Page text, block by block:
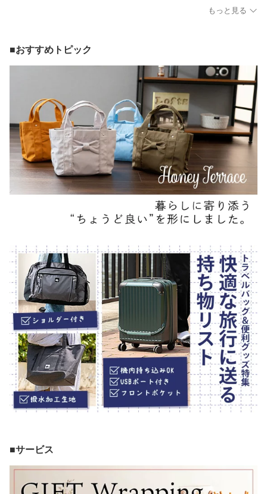
れ 可愛い レディース 猫
ねこ キャラクター 漫画
もっと見る
■おすすめトピック
■サービス